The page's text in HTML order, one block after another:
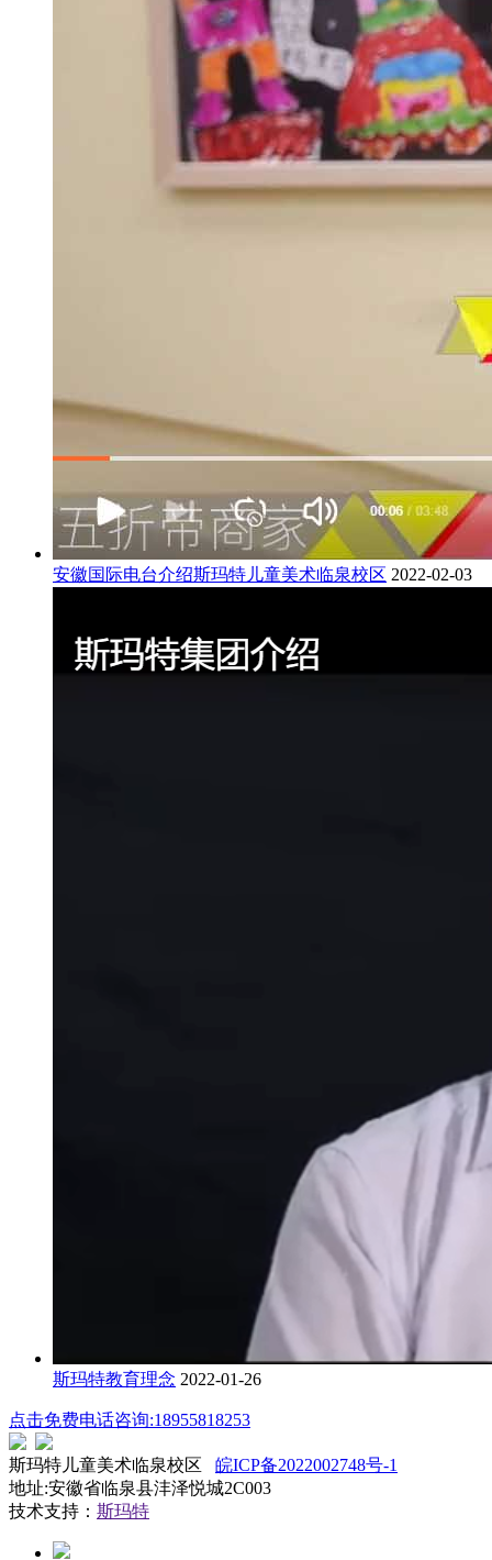
安徽国际电台介绍斯玛特儿童美术临泉校区 2022-02-03
斯玛特教育理念 2022-01-26
点击免费电话咨询:18955818253
斯玛特儿童美术临泉校区 皖ICP备2022002748号-1
地址:安徽省临泉县沣泽悦城2C003
技术支持： 斯玛特